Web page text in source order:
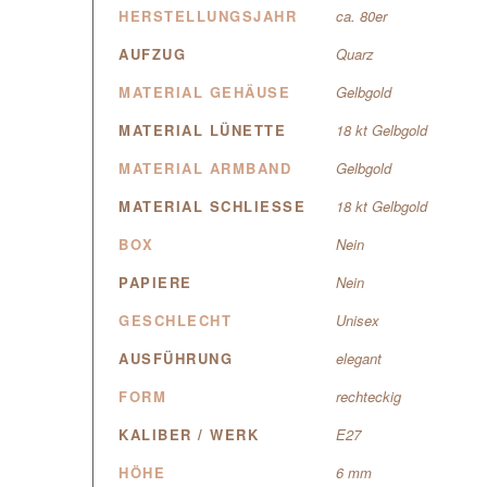
HERSTELLUNGSJAHR
ca. 80er
AUFZUG
Quarz
MATERIAL GEHÄUSE
Gelbgold
MATERIAL LÜNETTE
18 kt Gelbgold
MATERIAL ARMBAND
Gelbgold
MATERIAL SCHLIESSE
18 kt Gelbgold
BOX
Nein
PAPIERE
Nein
GESCHLECHT
Unisex
AUSFÜHRUNG
elegant
FORM
rechteckig
KALIBER / WERK
E27
HÖHE
6 mm